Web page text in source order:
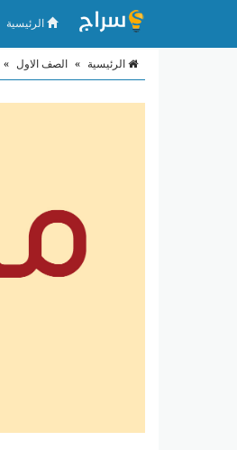
الرئيسية
الرئيسية » الصف الاول »